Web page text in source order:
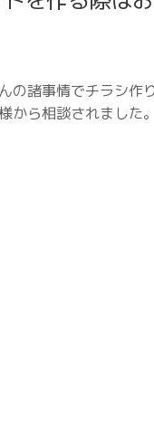
の諸事情でチラシ
から相談されました